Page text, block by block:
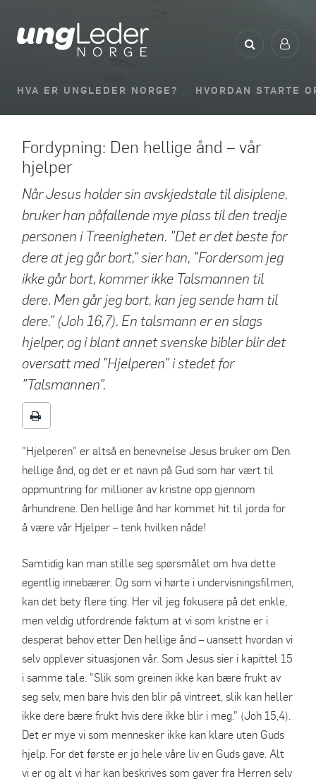
HVA ER UNGLEDER NORGE? HVORDAN STARTE
Fordypning: Den hellige ånd – vår
hjelper
Når Jesus holder sin avskjedstale til disiplene,
bruker han påfallende mye plass til den tredje
personen i Treenigheten. ”Det er det beste for
dere at jeg går bort,” sier han, ”For dersom jeg
ikke går bort, kommer ikke Talsmannen til
dere. Men går jeg bort, kan jeg sende ham til
dere.” (Joh 16,7). En talsmann er en slags
hjelper, og i blant annet svenske bibler blir det
oversatt med ”Hjelperen” i stedet for
”Talsmannen”.
”Hjelperen” er altså en benevnelse Jesus bruker om Den
hellige ånd, og det er et navn på Gud som har vært til
oppmuntring for millioner av kristne opp gjennom
århundrene. Den hellige ånd har kommet hit til jorda for
å være vår Hjelper – tenk hvilken nåde!
Samtidig kan man stille seg spørsmålet om hva dette
egentlig innebærer. Og som vi hørte i undervisningsfilmen,
kan det bety flere ting. Her vil jeg fokusere på det enkle,
men veldig utfordrende faktum at vi som kristne er i
desperat behov etter Den hellige ånd – uansett hvordan vi
selv opplever situasjonen vår. Som Jesus sier i kapittel 15
i samme tale: ”Slik som greinen ikke kan bære frukt av
seg selv, men bare hvis den blir på vintreet, slik kan heller
ikke dere bære frukt hvis dere ikke blir i meg.” (Joh 15,4).
Det er mye vi som mennesker ikke kan klare uten Guds
hjelp. For det første er jo hele våre liv en Guds gave. Alt
vi er og alt vi har kan beskrives som gaver fra Herren selv